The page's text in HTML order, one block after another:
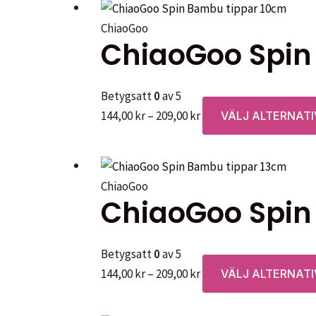
ChiaoGoo
ChiaoGoo
Betygsatt0av 5
144,00kr– 209,00krPrisintervall:
144,00 kr
209,00 kr
VÄLJ
ChiaoGoo
ChiaoGoo
Betygsatt0av 5
144,00kr– 209,00krPrisintervall:
144,00 kr
VÄLJ